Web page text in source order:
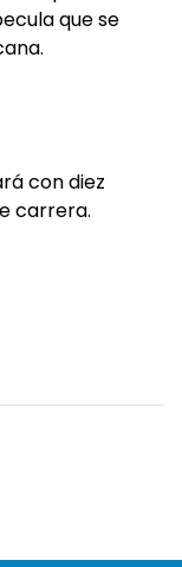
que se
con diez
carrera.